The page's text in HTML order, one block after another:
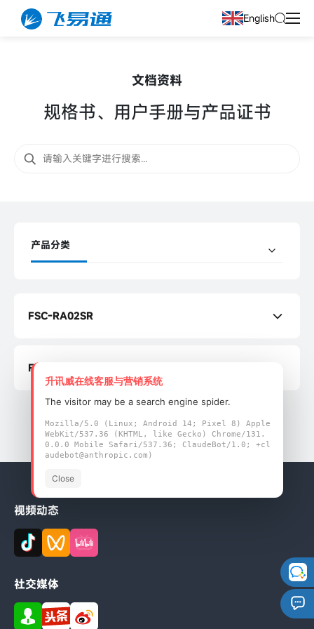
English
文档资料
规格书、用户手册与产品证书
产品分类
FSC-RA02SR
FSC-RA02D
规格书
1 2
视频动态
社交媒体
升讯威在线客服与营销系统
The visitor may be a search engine spider.
Mozilla/5.0 (Linux; Android 14; Pixel 8) Apple
WebKit/537.36 (KHTML, like Gecko) Chrome/131.
0.0.0 Mobile Safari/537.36; ClaudeBot/1.0; +cl
audebot@anthropic.com)
Close